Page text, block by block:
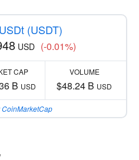
(USDT)
USD (-0.01%)
CAP
B USD
VOLUME
$48.24 B USD